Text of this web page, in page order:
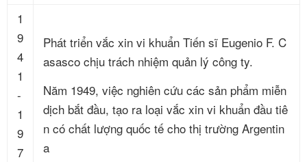
1
9
4
1
-
1
9
7
Phát triển vắc xin vi khuẩn Tiến sĩ Eugenio F. C
asasco chịu trách nhiệm quản lý công ty.
Năm 1949, việc nghiên cứu các sản phẩm miễn
dịch bắt đầu, tạo ra loại vắc xin vi khuẩn đầu tiê
n có chất lượng quốc tế cho thị trường Argentin
a